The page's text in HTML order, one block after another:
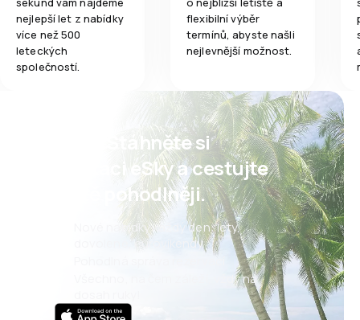
nejlepší let z nabídky
více než 500
leteckých
společností.
flexibilní výběr
termínů, abyste našli
nejlevnější možnost.
Psst! Stáhněte si
aplikaci eSky a cestujte
ještě pohodlněji.
Nové nabídky každý den: lety,
dovolené, eurovíkendy
Všechno, na čem záleží, vždy na